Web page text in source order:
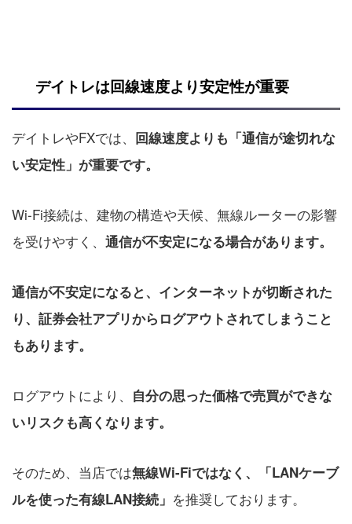
デイトレは回線速度より安定性が重要
デイトレやFXでは、 回線速度よりも「通信が途切れな
い安定性」が重要です。
Wi-Fi接続は、建物の構造や天候、無線ルーターの影響
を受けやすく、 通信が不安定になる場合があります。
通信が不安定になると、インターネットが切断された
り、証券会社アプリからログアウトされてしまうこと
もあります。
ログアウトにより、
自分の思った価格で売買ができな
いリスクも高くなります。
そのため、当店では無線Wi-Fiではなく、「LANケーブ
ルを使った有線LAN接続」 を推奨しております。